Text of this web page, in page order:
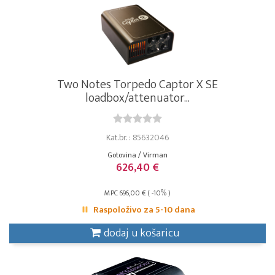
Two Notes Torpedo Captor X SE
loadbox/attenuator...
Kat.br. : 85632046
Gotovina / Virman
626,40 €
MPC 696,00 € ( -10% )
Raspoloživo za 5-10 dana
dodaj u košaricu